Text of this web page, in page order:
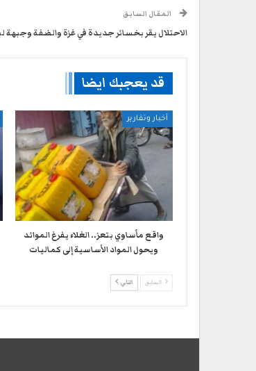
المقال السابق
الاحتلال يقر بخسائر جديدة في غزة والضفة وجبهة
قد يعجبك ايضا
أخبار وتقارير
واقع مأساوي بتعز.. الغلاء يفرغ الموائد
ويحول المواد الأساسية إلى كماليات
السابق التالي